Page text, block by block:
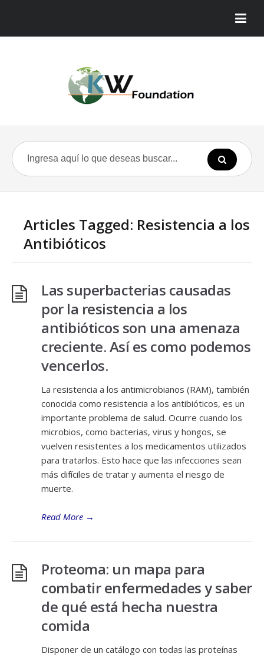
Articles Tagged: Resistencia a los
Antibióticos
Las superbacterias causadas
por la resistencia a los
antibióticos son una amenaza
creciente. Así es como podemos
vencerlos.
La resistencia a los antimicrobianos (RAM), también
conocida como resistencia a los antibióticos, es un
importante problema de salud. Ocurre cuando los
microbios, como bacterias, virus y hongos, se
vuelven resistentes a los medicamentos utilizados
para tratarlos. Esto hace que las infecciones sean
más difíciles de tratar y aumenta el riesgo de
muerte.
Read More →
Proteoma: un mapa para
combatir enfermedades y saber
de qué está hecha nuestra
comida
Disponer de un catálogo con todas las proteínas